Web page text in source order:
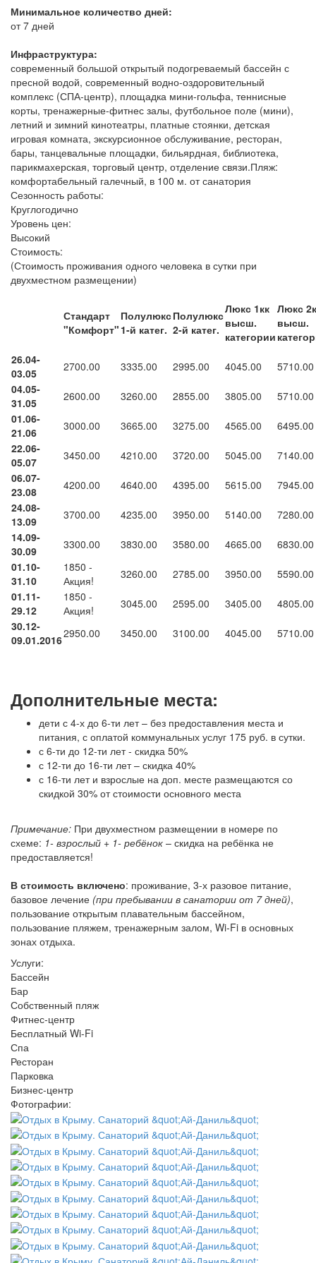
Минимальное количество дней:
от 7 дней
Инфраструктура:
современный большой открытый подогреваемый бассейн с
пресной водой, современный водно-оздоровительный
комплекс (СПА-центр), площадка мини-гольфа, теннисные
корты, тренажерные-фитнес залы, футбольное поле (мини),
летний и зимний кинотеатры, платные стоянки, детская
игровая комната, экскурсионное обслуживание, ресторан,
бары, танцевальные площадки, бильярдная, библиотека,
парикмахерская, торговый центр, отделение связи.Пляж:
комфортабельный галечный, в 100 м. от санатория
Сезонность работы:
Круглогодично
Уровень цен:
Высокий
Стоимость:
(Стоимость проживания одного человека в сутки при
двухместном размещении)
Стандарт
"Комфорт"
Полулюкс
1-й катег.
Полулюкс
2-й катег.
Люкс 1кк
высш.
категории
Люкс
высш.
26.04-
03.05
2700.00 3335.00 2995.00 4045.00
5710.00
04.05-
31.05
2600.00 3260.00 2855.00 3805.00
5710.00
01.06-
21.06
3000.00 3665.00 3275.00 4565.00
6495.00
22.06-
05.07
3450.00 4210.00 3720.00 5045.00
7140.00
06.07-
23.08
4200.00 4640.00 4395.00 5615.00
7945.00
24.08-
13.09
3700.00 4235.00 3950.00 5140.00
7280.00
14.09-
30.09
3300.00 3830.00 3580.00 4665.00
6830.00
01.10-
31.10
1850 -
Акция!
3260.00 2785.00 3950.00
5590.00
01.11-
29.12
1850 -
Акция!
3045.00 2595.00 3405.00
4805.00
30.12-
09.01.20162950.00 3450.00 3100.00 4045.00 5710.00
Дополнительные места:
дети с 4-х до 6-ти лет – без предоставления места и
питания, с оплатой коммунальных услуг 175 руб. в сутки.
с 6-ти до 12-ти лет - скидка 50%
с 12-ти до 16-ти лет – скидка 40%
с 16-ти лет и взрослые на доп. месте размещаются со
скидкой 30% от стоимости основного места
Примечание: При двухместном размещении в номере по
схеме: 1- взрослый + 1- ребёнок – скидка на ребёнка не
предоставляется!
В стоимость включено: проживание, 3-х разовое питание,
базовое лечение (при пребывании в санатории от 7 дней),
пользование открытым плавательным бассейном,
пользование пляжем, тренажерным залом, Wi-Fi в основных
зонах отдыха.
Услуги:
Бассейн
Бар
Собственный пляж
Фитнес-центр
Бесплатный Wi-Fi
Спа
Ресторан
Парковка
Бизнес-центр
Фотографии: